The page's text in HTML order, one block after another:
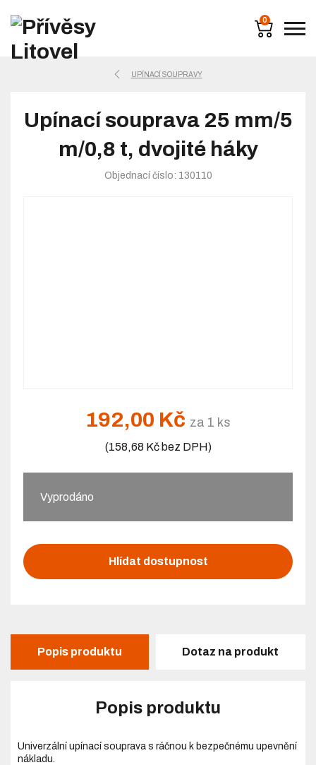
0
UPÍNACÍ SOUPRAVY
Upínací souprava 25 mm/5
m/0,8 t, dvojité háky
Objednací číslo: 130110
192,00 Kč za 1 ks
(158,68 Kč bez DPH)
Vyprodáno
Hlídat dostupnost
Popis produktu Dotaz na produkt
Popis produktu
Univerzální upínací souprava s ráčnou k bezpečnému upevnění
nákladu.